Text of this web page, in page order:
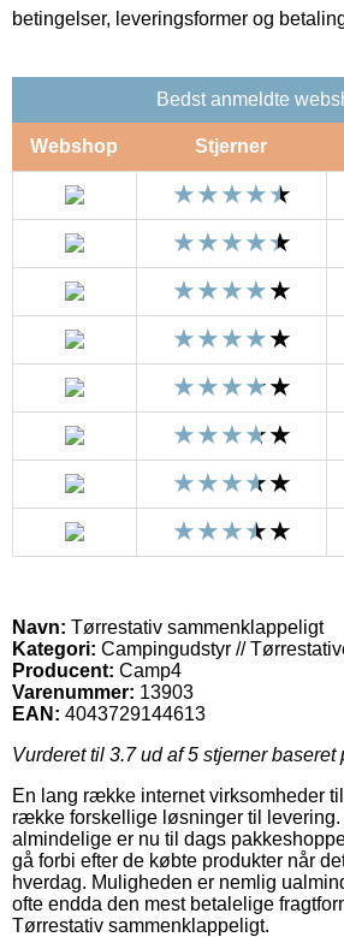
betingelser, leveringsformer og
Bedst anmeldte
Webshop Stjerner
Navn: Tørrestativ sammenklappeligt
Kategori: Campingudstyr //
Producent: Camp4
Varenummer: 13903
EAN: 4043729144613
Vurderet til 3.7ud af 5 stjerner baseret
En lang række internet virksomheder
række forskellige løsninger til levering.
almindelige er nu til dags
gå forbi efter de købte produkter når
hverdag. Muligheden er nemlig
ofte endda den mest betalelige
Tørrestativ sammenklappeligt.